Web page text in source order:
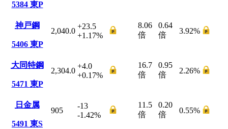
5384 東P
神戸鋼
5406 東P
2,040.0
+23.5
+1.17%
8.06
倍
0.64
倍
3.92%
大同特鋼
5471 東P
2,304.0
+4.0
+0.17%
16.7
倍
0.95
倍
2.26%
日金属
5491 東S
905
-13
-1.42%
11.5
倍
0.20
倍
0.55%